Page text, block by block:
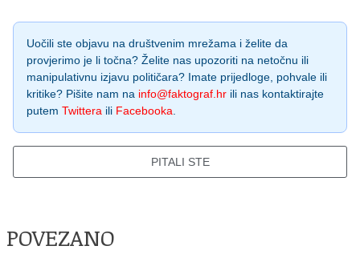
Uočili ste objavu na društvenim mrežama i želite da
provjerimo je li točna? Želite nas upozoriti na netočnu ili
manipulativnu izjavu političara? Imate prijedloge, pohvale ili
kritike? Pišite nam na info@faktograf.hr ili nas kontaktirajte
putem Twittera ili Facebooka.
PITALI STE
POVEZANO